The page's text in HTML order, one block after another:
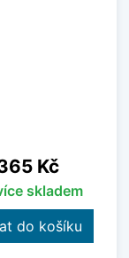
Kč
skladem
do košíku